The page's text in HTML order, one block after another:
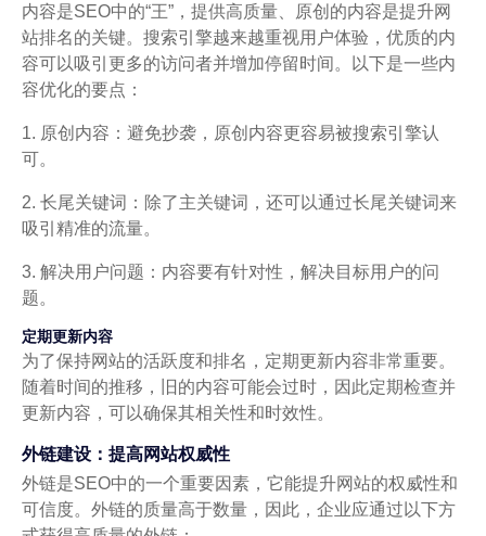
内容是SEO中的“王”，提供高质量、原创的内容是提升网
站排名的关键。搜索引擎越来越重视用户体验，优质的内
容可以吸引更多的访问者并增加停留时间。以下是一些内
容优化的要点：
1. 原创内容：避免抄袭，原创内容更容易被搜索引擎认
可。
2. 长尾关键词：除了主关键词，还可以通过长尾关键词来
吸引精准的流量。
3. 解决用户问题：内容要有针对性，解决目标用户的问
题。
定期更新内容
为了保持网站的活跃度和排名，定期更新内容非常重要。
随着时间的推移，旧的内容可能会过时，因此定期检查并
更新内容，可以确保其相关性和时效性。
外链建设：提高网站权威性
外链是SEO中的一个重要因素，它能提升网站的权威性和
可信度。外链的质量高于数量，因此，企业应通过以下方